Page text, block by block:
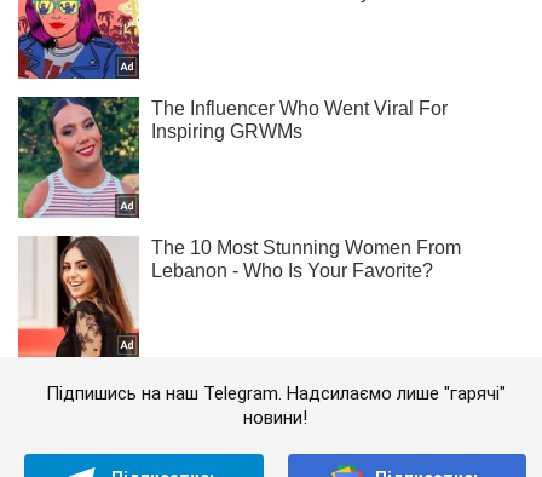
Підпишись на наш Telegram. Надсилаємо лише "гарячі"
новини!